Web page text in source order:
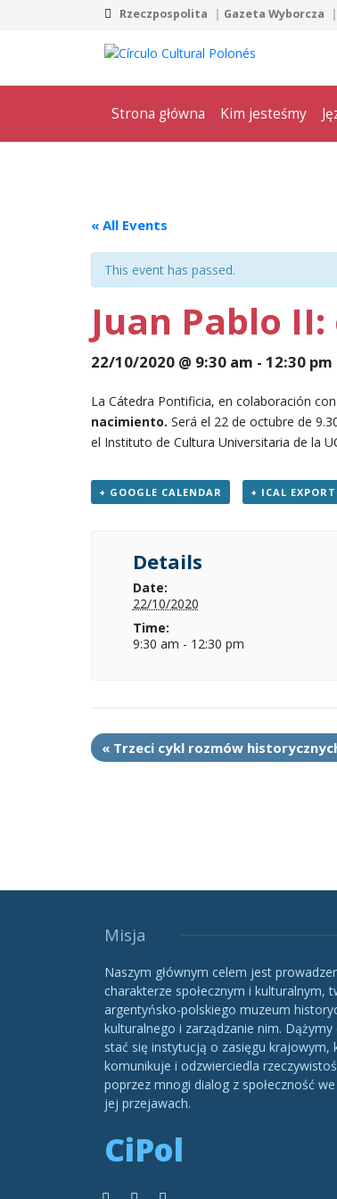
Rzeczpospolita Gazeta Wyborcza
Strona główna Kim jesteśmy
« All Events
This event has passed.
Juan Pablo
22/10/2020 @ 9:30 am - 12:30 pm
La Cátedra Pontificia, en colaboración
nacimiento. Será el 22 de octubre de
el Instituto de Cultura Universitaria de la
+ GOOGLE CALENDAR + ICAL EXPORT
Details
Date:
22/10/2020
Time:
9:30 am - 12:30 pm
« Trzeci cykl rozmów
Misja
Naszym głównym celem jest
charakterze społecznym i kulturalnym,
argentyńsko-polskiego muzeum
kulturalnego i zarządzanie nim.
stać się instytucją o zasięgu krajowym,
komunikuje i odzwierciedla
poprzez mnogi dialog z społeczność
jej przejawach.
CiPol